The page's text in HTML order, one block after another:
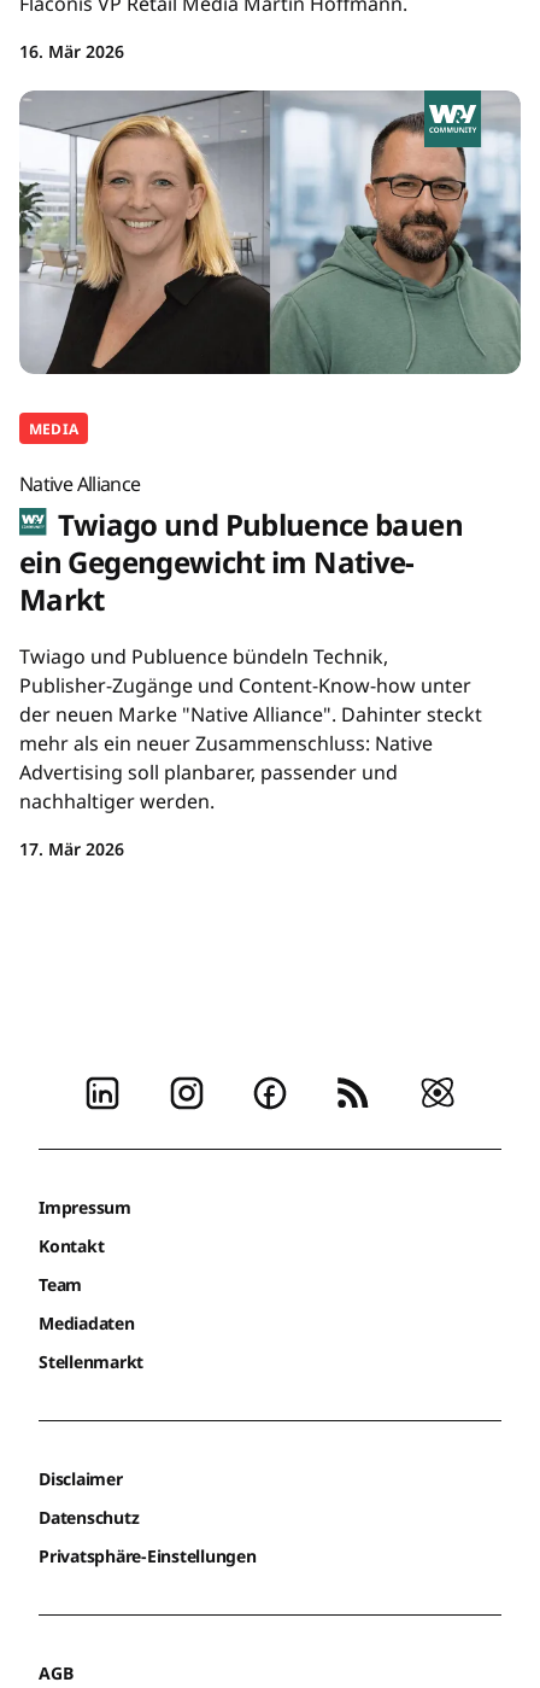
16. Mär 2026
MEDIA
Native Alliance
Twiago und Publuence bauen
ein Gegengewicht im Native-
Markt
Twiago und Publuence bündeln Technik,
Publisher-Zugänge und Content-Know-how unter
der neuen Marke "Native Alliance". Dahinter steckt
mehr als ein neuer Zusammenschluss: Native
Advertising soll planbarer, passender und
nachhaltiger werden.
17. Mär 2026
Impressum
Kontakt
Team
Mediadaten
Stellenmarkt
Disclaimer
Datenschutz
Privatsphäre-Einstellungen
AGB